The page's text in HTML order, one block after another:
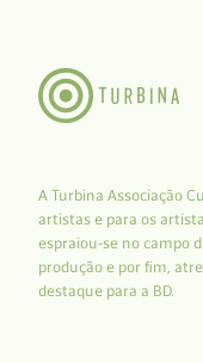
A Turbina Associação
artistas e para os
espraiou-se no campo
produção e por fim,
destaque para a BD.